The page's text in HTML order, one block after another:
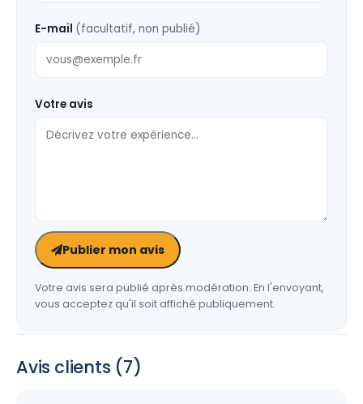
E-mail (facultatif, non publié)
Votre avis
Publier mon avis
Votre avis sera publié après modération. En l'envoyant,
vous acceptez qu'il soit affiché publiquement.
Avis clients (7)